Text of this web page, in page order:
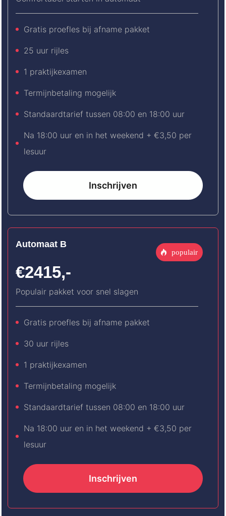
Gratis proefles bij afname pakket
25 uur rijles
1 praktijkexamen
Termijnbetaling mogelijk
Standaardtarief tussen 08:00 en 18:00 uur
Na 18:00 uur en in het weekend + €3,50 per
lesuur
Inschrijven
Automaat B
populair
€2415,-
Populair pakket voor snel slagen
Gratis proefles bij afname pakket
30 uur rijles
1 praktijkexamen
Termijnbetaling mogelijk
Standaardtarief tussen 08:00 en 18:00 uur
Na 18:00 uur en in het weekend + €3,50 per
lesuur
Inschrijven